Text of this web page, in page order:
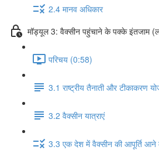
2.4 मानव अधिकार
मॉड्यूल 3: वैक्सीन पहुंचाने के पक्के इंतजाम
परिचय (0:58)
3.1 राष्ट्रीय तैनाती और टीकाकरण
3.2 वैक्सीन यात्राएं
3.3 एक देश में वैक्सीन की आपूर्ति आने